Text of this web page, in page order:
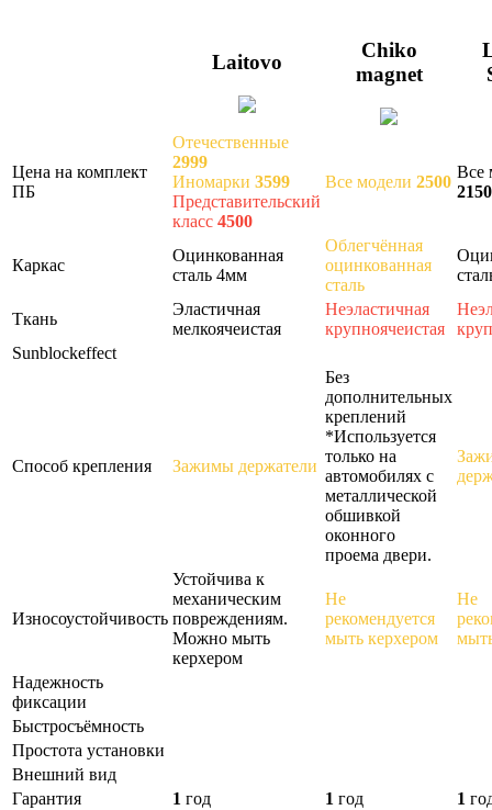
Laitovo
Chiko
magnet
Цена на комплект
ПБ
Отечественные
2999
Иномарки 3599
Представительский
класс 4500
Все модели 2500
Все
2150
Каркас
Оцинкованная
сталь 4мм
Облегчённая
оцинкованная
сталь
Ткань
Эластичная
мелкоячеистая
Неэластичная
крупноячеистая
Sunblockeffect
Способ крепления Зажимы держатели
Без
дополнительных
креплений
*Используется
только на
автомобилях с
металлической
обшивкой
оконного
проема двери.
Износоустойчивость
Устойчива к
механическим
повреждениям.
Можно мыть
керхером
Не
рекомендуется
мыть керхером
Не
Надежность
фиксации
Быстросъёмность
Простота установки
Внешний вид
Гарантия
1 год 1 год 1